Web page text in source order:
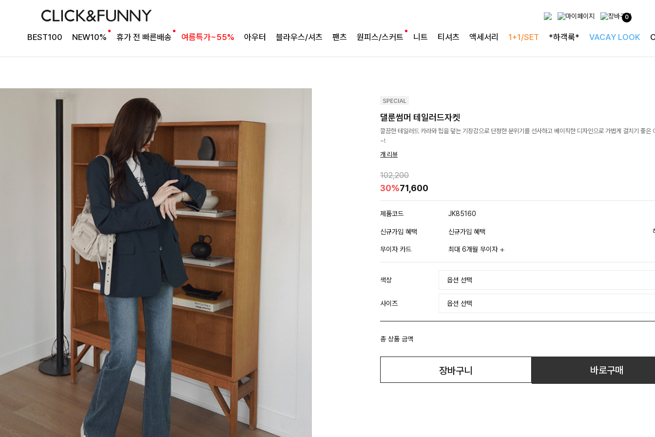
0
BEST100 NEW10% 휴가 전 빠른배송 여름특가~55% 아우터 블라우스/셔츠 팬츠 원피스/스커트 니트 티셔츠 액세서리 1+1/SET *하객룩* VACAY LOOK
댈룬썸머 테일러드자켓
깔끔한 테일러드 카라와 힙을 덮는 기장감으로 단정한 분위기를 선사하고 베이직한 디자인으로 가볍게 걸치기 좋은
~!
개 리뷰
102,200
30%71,600
제품코드 JK85160
신규가입 혜택 신규가입 혜택
무이자 카드 최대 6개월 무이자
색상
사이즈
총 상품 금액
장바구니 바로구매